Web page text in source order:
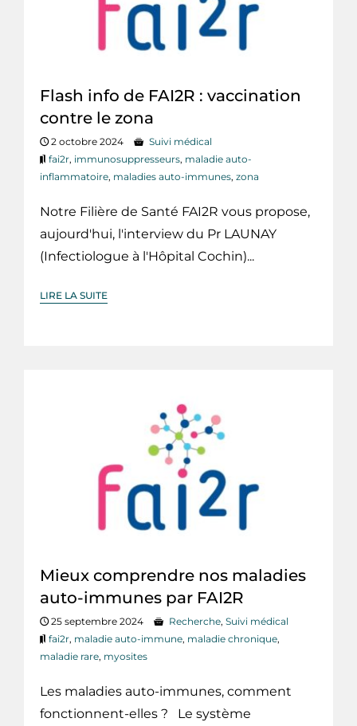
Flash info de FAI2R : vaccination
contre le zona
2 octobre 2024
Suivi médical
fai2r, immunosuppresseurs, maladie auto-
inflammatoire, maladies auto-immunes, zona
Notre Filière de Santé FAI2R vous propose,
aujourd'hui, l'interview du Pr LAUNAY
(Infectiologue à l'Hôpital Cochin)...
LIRE LA SUITE
Mieux comprendre nos maladies
auto-immunes par FAI2R
25 septembre 2024 Recherche, Suivi médical
fai2r, maladie auto-immune, maladie chronique,
maladie rare, myosites
Les maladies auto-immunes, comment
fonctionnent-elles ? Le système